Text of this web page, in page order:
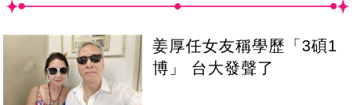
姜厚任女友稱學歷「3碩1
博」 台大發聲了